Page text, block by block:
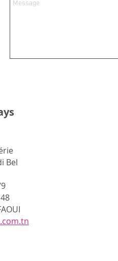
Bel